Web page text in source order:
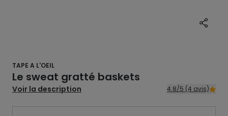
TAPE A L'OEIL
Le sweat gratté baskets
Voir la description 4.8/5 (4 avis)